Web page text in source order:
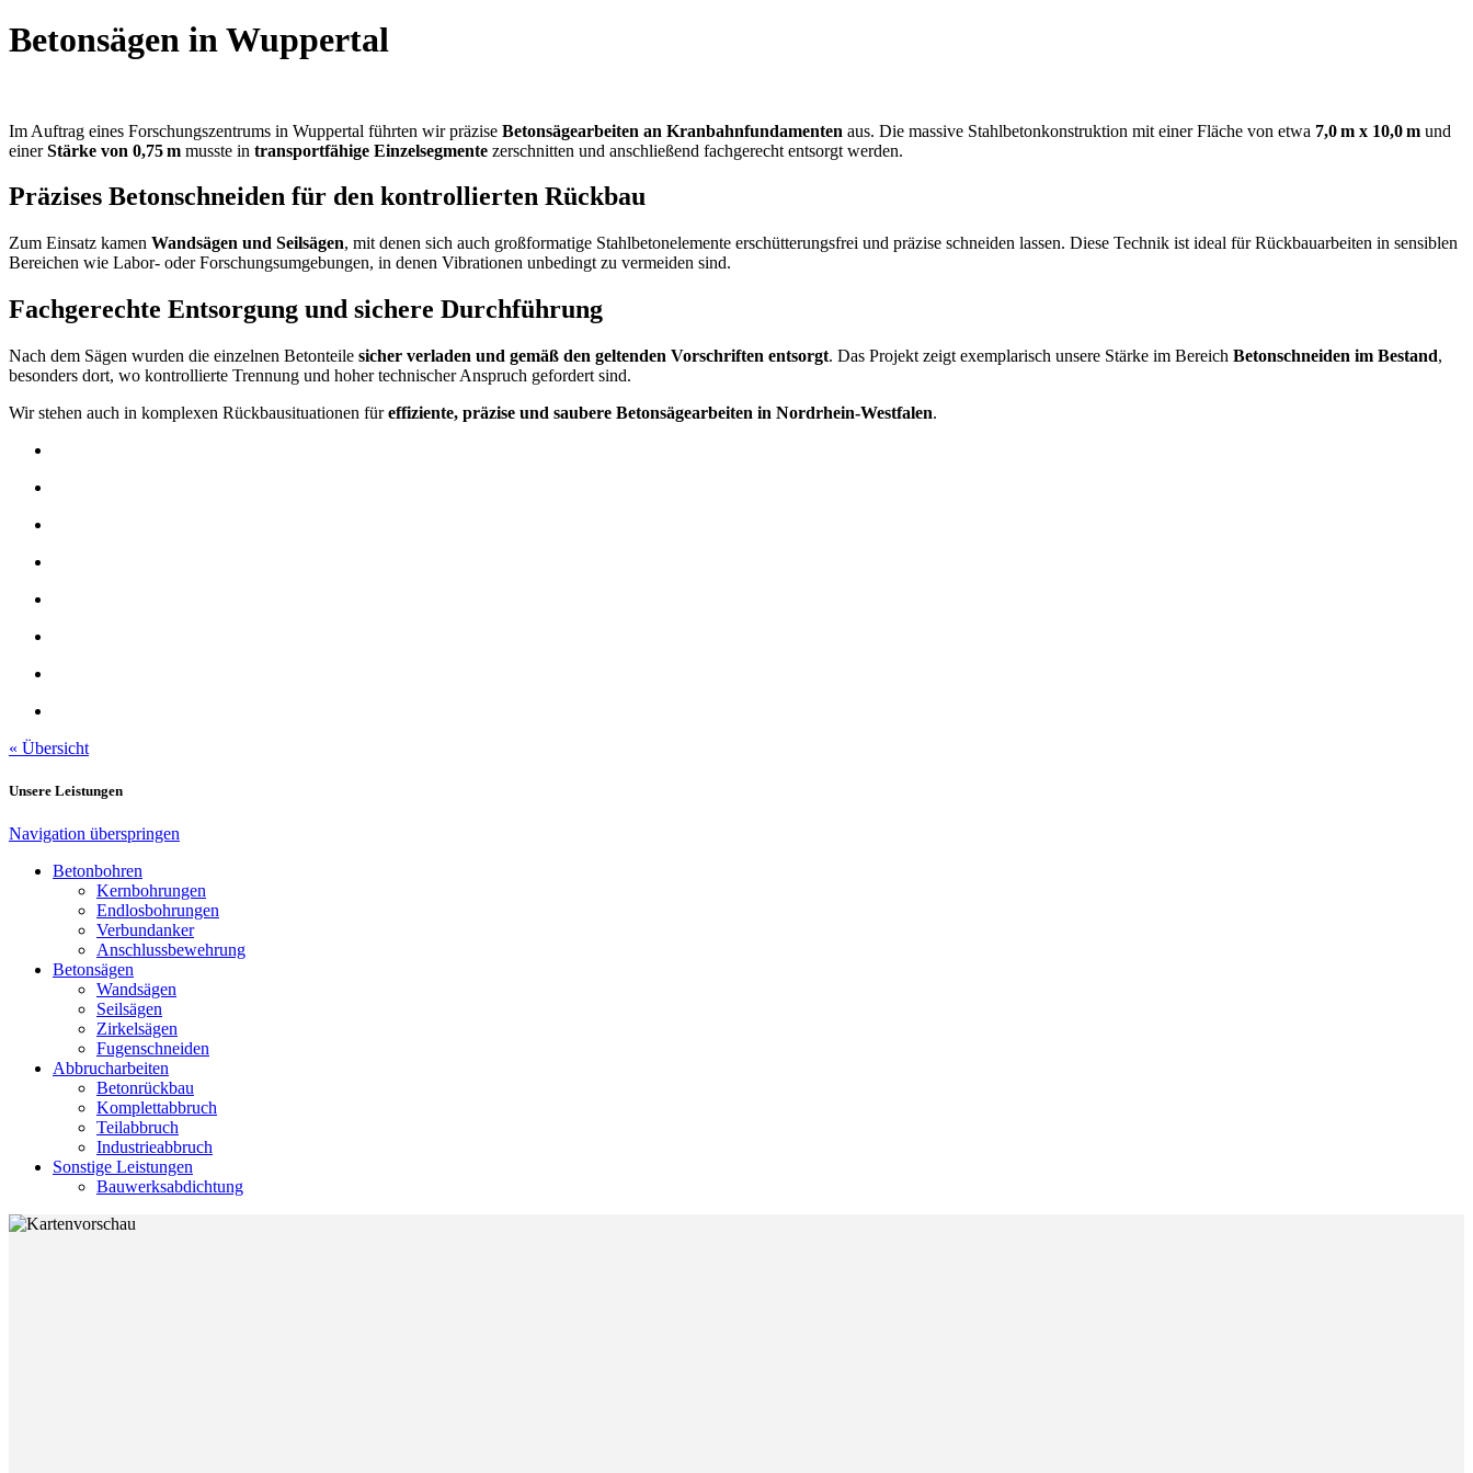
Betonsägen in Wuppertal
Im Auftrag eines Forschungszentrums in Wuppertal führten wir präzise Betonsägearbeiten an Kranbahnfundamenten aus. Die massive Stahlbetonkonstruktion mit einer Fläche von etwa 7,0 m x 10,0 m und
einerStärke von 0,75 m musste in transportfähige Einzelsegmente zerschnitten und anschließend fachgerecht entsorgt werden.
Präzises Betonschneiden für den kontrollierten Rückbau
Zum Einsatz kamen Wandsägen und Seilsägen, mit denen sich auch großformatige Stahlbetonelemente erschütterungsfrei und präzise schneiden lassen. Diese Technik ist ideal für Rückbauarbeiten in sensiblen
Bereichen wie Labor- oder Forschungsumgebungen, in denen Vibrationen unbedingt zu vermeiden sind.
Fachgerechte Entsorgung und sichere Durchführung
Nach dem Sägen wurden die einzelnen Betonteile sicher verladen und gemäß den geltenden Vorschriften entsorgt. Das Projekt zeigt exemplarisch unsere Stärke im Bereich Betonschneiden im Bestand,
besonders dort, wo kontrollierte Trennung und hoher technischer Anspruch gefordert sind.
Wir stehen auch in komplexen Rückbausituationen füreffiziente, präzise und saubere Betonsägearbeiten in Nordrhein-Westfalen.
« Übersicht
Unsere Leistungen
Navigation überspringen
Betonbohren
Kernbohrungen
Endlosbohrungen
Verbundanker
Anschlussbewehrung
Betonsägen
Wandsägen
Seilsägen
Zirkelsägen
Fugenschneiden
Abbrucharbeiten
Betonrückbau
Komplettabbruch
Teilabbruch
Industrieabbruch
Sonstige Leistungen
Bauwerksabdichtung